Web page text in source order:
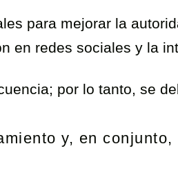
para mejorar la
en redes sociales y la
por lo tanto, se
y, en conjunto,